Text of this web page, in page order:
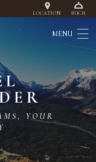
LOCATION BUCH
YOUR